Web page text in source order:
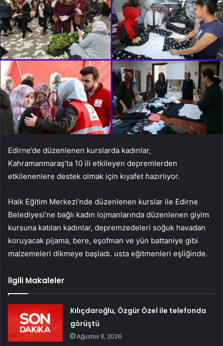
Edirne’de düzenlenen kurslarda kadınlar,
Kahramanmaraş’ta 10 ili etkileyen depremlerden
etkilenenlere destek olmak için kıyafet hazırlıyor.
Halk Eğitim Merkezi’nde düzenlenen kurslar ile Edirne
Belediyesi’ne bağlı kadın lojmanlarında düzenlenen giyim
kursuna katılan kadınlar, depremzedeleri soğuk havadan
koruyacak pijama, bere, eşofman ve yün battaniye gibi
malzemeleri dikmeye başladı. usta eğitmenleri eşliğinde.
İlgili Makaleler
Kılıçdaroğlu, Özgür Özel ile telefonda
görüştü
Ağustos 6, 2026